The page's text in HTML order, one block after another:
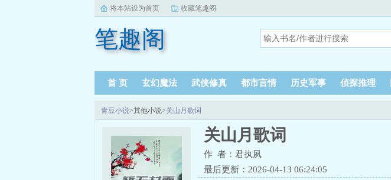
将本站设为首页 收藏笔趣阁
笔趣阁
首 页 玄幻魔法 武侠修真 都市言情 历史军事 侦探推理
青豆小说>其他小说>关山月歌词
关山月歌词
作 者：君执夙
最后更新：2026-04-13 06:24:05